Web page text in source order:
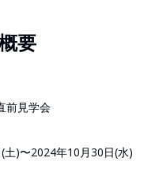
要
前見学会
土)〜2024年10月30日(水)